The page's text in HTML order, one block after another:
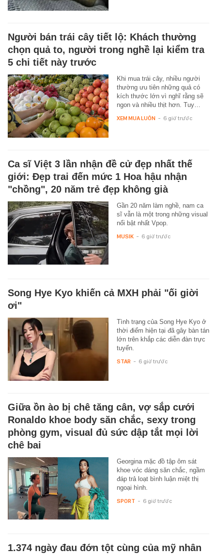
Người bán trái cây tiết lộ: Khách thường
chọn quả to, người trong nghề lại kiểm tra
5 chi tiết này trước
Khi mua trái cây, nhiều người
thường ưu tiên những quả có
kích thước lớn vì nghĩ rằng sẽ
ngon và nhiều thịt hơn. Tuy…
XEM MUA LUÔN - 6 giờ trước
Ca sĩ Việt 3 lần nhận đề cử đẹp nhất thế
giới: Đẹp trai đến mức 1 Hoa hậu nhận
"chồng", 20 năm trẻ đẹp không già
Gần 20 năm làm nghề, nam ca
sĩ vẫn là một trong những visual
nổi bật nhất Vpop.
MUSIK - 6 giờ trước
Song Hye Kyo khiến cả MXH phải "ối giời
ơi"
Tình trạng của Song Hye Kyo ở
thời điểm hiện tại đã gây bàn tán
lớn trên khắp các diễn đàn trực
tuyến.
STAR - 6 giờ trước
Giữa ồn ào bị chê tăng cân, vợ sắp cưới
Ronaldo khoe body săn chắc, sexy trong
phòng gym, visual đủ sức dập tắt mọi lời
chê bai
Georgina mặc đồ tập ôm sát
khoe vóc dáng săn chắc, ngầm
đáp trả loạt bình luận miệt thị
ngoại hình.
SPORT - 6 giờ trước
1.374 ngày đau đớn tột cùng của mỹ nhân